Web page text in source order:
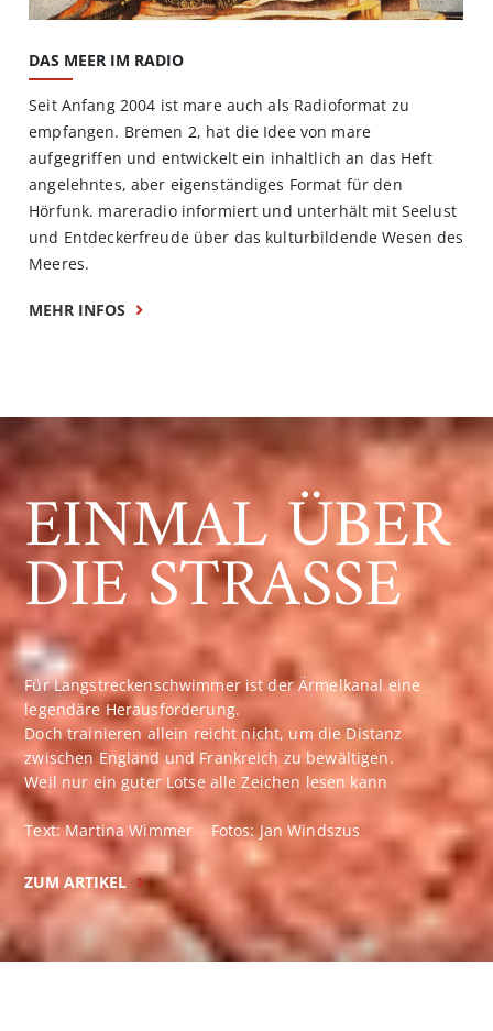
DAS MEER IM RADIO
Seit Anfang 2004 ist mare auch als Radioformat zu
empfangen. Bremen 2, hat die Idee von mare
aufgegriffen und entwickelt ein inhaltlich an das Heft
angelehntes, aber eigenständiges Format für den
Hörfunk. mareradio informiert und unterhält mit Seelust
und Entdeckerfreude über das kulturbildende Wesen des
Meeres.
MEHR INFOS
EINMAL ÜBER
DIE STRASSE
Für Langstreckenschwimmer ist der Ärmelkanal eine
legendäre Herausforderung.
Doch trainieren allein reicht nicht, um die Distanz
zwischen England und Frankreich zu bewältigen.
Weil nur ein guter Lotse alle Zeichen lesen kann
Text: Martina Wimmer Fotos: Jan Windszus
ZUM ARTIKEL